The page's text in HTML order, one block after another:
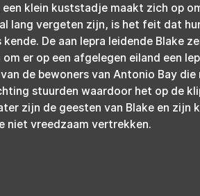
een klein kuststadje maakt zich op
lang vergeten zijn, is het feit dat
kende. De aan lepra leidende Blake
om er op een afgelegen eiland een
de bewoners van Antonio Bay
stuurden waardoor het op de
zijn de geesten van Blake en zijn
niet vreedzaam vertrekken.